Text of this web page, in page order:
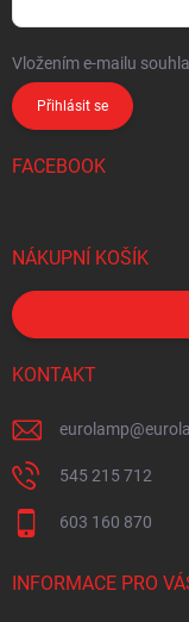
Vložením e-mailu
Přihlásit se
FACEBOOK
NÁKUPNÍ KOŠÍK
KONTAKT
eurolamp@
545 215 712
603 160 870
INFORMACE PRO